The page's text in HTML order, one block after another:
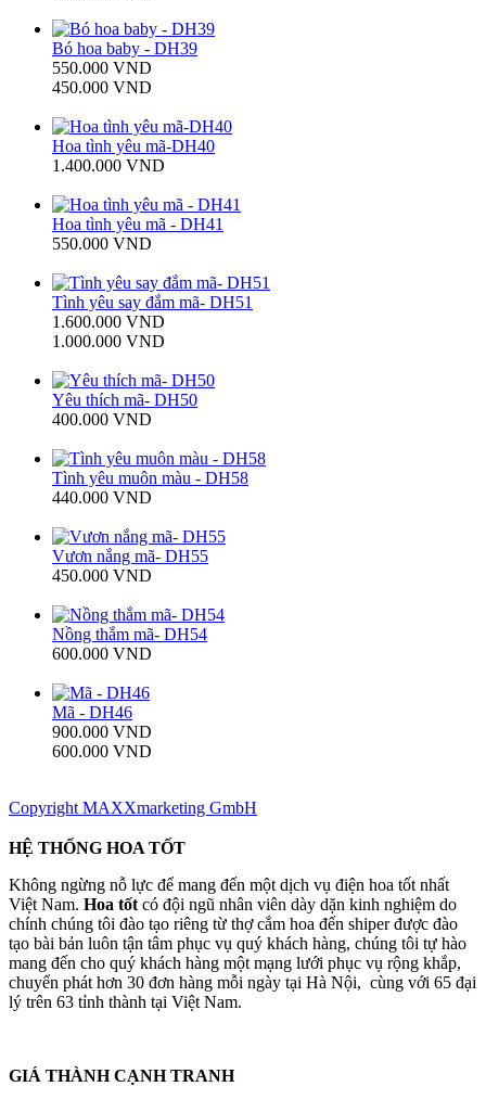
Bó hoa baby - DH39
550.000 VND
450.000 VND
Hoa tình yêu mã-DH40
1.400.000 VND
Hoa tình yêu mã - DH41
550.000 VND
Tình yêu say đắm mã- DH51
1.600.000 VND
1.000.000 VND
Yêu thích mã- DH50
400.000 VND
Tình yêu muôn màu - DH58
440.000 VND
Vươn nắng mã- DH55
450.000 VND
Nồng thắm mã- DH54
600.000 VND
Mã - DH46
900.000 VND
600.000 VND
Copyright MAXXmarketing GmbH
HỆ THỐNG HOA TỐT
Không ngừng nỗ lực để mang đến một dịch vụ điện hoa tốt nhất
Việt Nam. Hoa tốt có đội ngũ nhân viên dày dặn kinh nghiệm do
chính chúng tôi đào tạo riêng từ thợ cắm hoa đến shiper được đào
tạo bài bản luôn tận tâm phục vụ quý khách hàng, chúng tôi tự hào
mang đến cho quý khách hàng một mạng lưới phục vụ rộng khắp,
chuyển phát hơn 30 đơn hàng mỗi ngày tại Hà Nội, cùng với 65 đại
lý trên 63 tỉnh thành tại Việt Nam.
GIÁ THÀNH CẠNH TRANH